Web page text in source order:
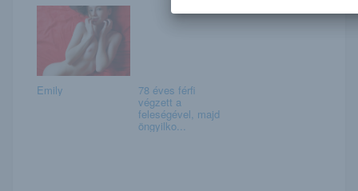
Emily 78 éves férfi
végzett a
feleségével, majd
öngyilko...